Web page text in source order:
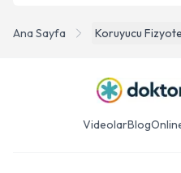
Ana Sayfa Koruyucu
VideolarBlog